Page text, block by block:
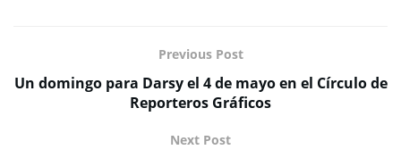
Previous Post
Un domingo para Darsy el 4 de mayo en el Círculo de
Reporteros Gráficos
Next Post